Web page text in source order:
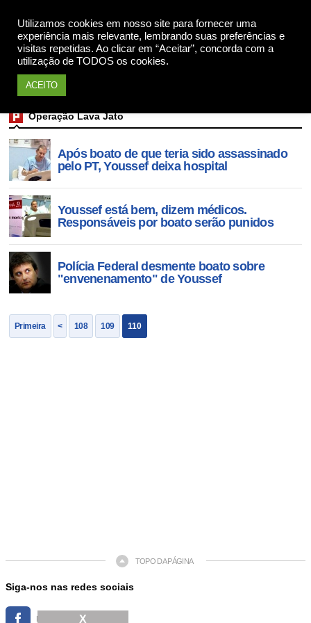
Utilizamos cookies em nosso site para fornecer uma
experiência mais relevante, lembrando suas preferências e
visitas repetidas. Ao clicar em “Aceitar”, concorda com a
utilização de TODOS os cookies.
ACEITO
Operação Lava Jato
Após boato de que teria sido assassinado
pelo PT, Youssef deixa hospital
Youssef está bem, dizem médicos.
Responsáveis por boato serão punidos
Polícia Federal desmente boato sobre
"envenenamento" de Youssef
Primeira < 108 109 110
TOPO DA PÁGINA
Siga-nos nas redes sociais
FACEBOOK X